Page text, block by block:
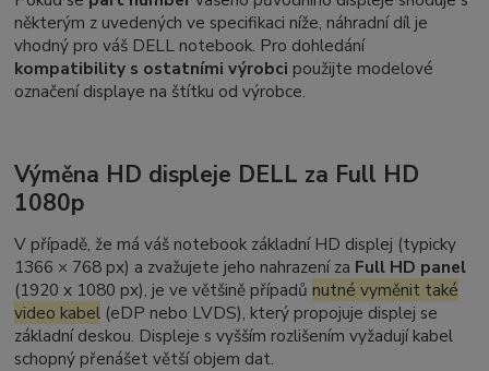
některým z uvedených ve specifikaci níže, náhradní díl je
vhodný pro váš DELL notebook. Pro dohledání
kompatibility s ostatními výrobci použijte modelové
označení displaye na štítku od výrobce.
Výměna HD displeje DELL za Full HD
1080p
V případě, že má váš notebook základní HD displej (typicky
1366 × 768 px) a zvažujete jeho nahrazení za Full HD panel
(1920 x 1080 px), je ve většině případů nutné vyměnit také
video kabel (eDP nebo LVDS), který propojuje displej se
základní deskou. Displeje s vyšším rozlišením vyžadují kabel
schopný přenášet větší objem dat.